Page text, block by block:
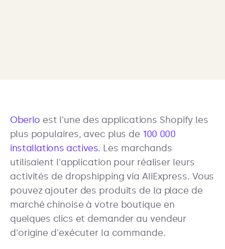
Oberlo est l'une des applications Shopify les
plus populaires, avec plus de 100 000
installations actives. Les marchands
utilisaient l'application pour réaliser leurs
activités de dropshipping via AliExpress. Vous
pouvez ajouter des produits de la place de
marché chinoise à votre boutique en
quelques clics et demander au vendeur
d'origine d'exécuter la commande.